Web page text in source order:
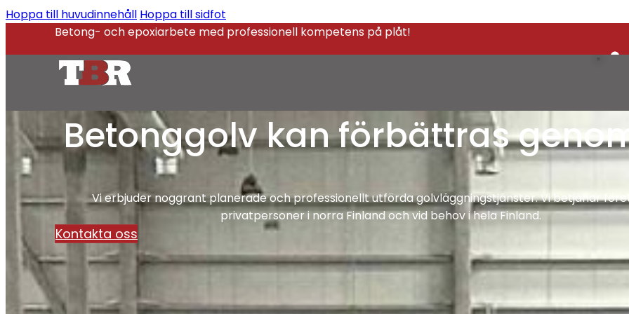
Hoppa till huvudinnehåll Hoppa till sidfot
Betong- och epoxiarbete med professionell kompetens på plåt!
Betonggolv kan förbättras
Vi erbjuder noggrant planerade och professionellt utförda golvläggningstjänster. Vi betjänar
privatpersoner i norra Finland och vid behov i hela Finland.
Kontakta oss